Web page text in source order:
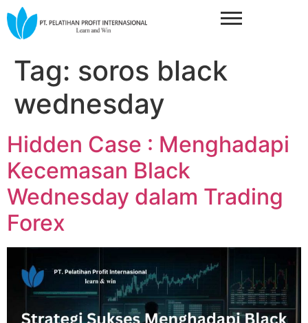
Tag: soros black
wednesday
Hidden Case : Menghadapi
Kecemasan Black
Wednesday dalam Trading
Forex